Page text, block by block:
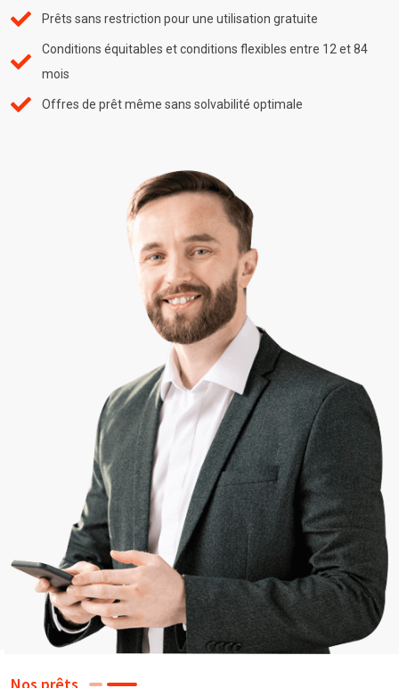
Prêts sans restriction pour une utilisation gratuite
Conditions équitables et conditions flexibles entre 12 et 84
mois
Offres de prêt même sans solvabilité optimale